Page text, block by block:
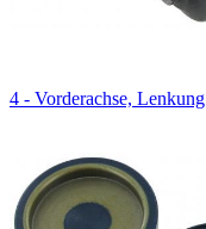
4 - Vorderachse, Lenkung